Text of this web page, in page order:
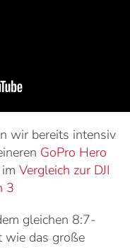
wir bereits intensiv
GoPro Hero
Vergleich zur DJI
3
gleichen 8:7-
wie das große